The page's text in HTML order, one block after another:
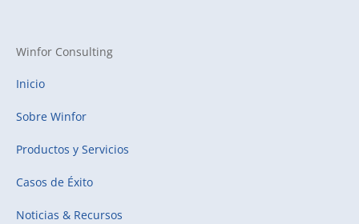
Winfor Consulting
Inicio
Sobre Winfor
Productos y Servicios
Casos de Éxito
Noticias & Recursos